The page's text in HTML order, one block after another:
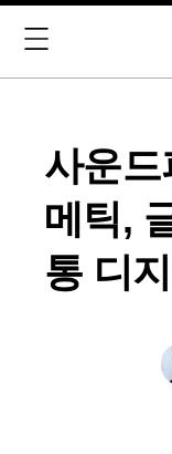
사운드
메틱,
통 디